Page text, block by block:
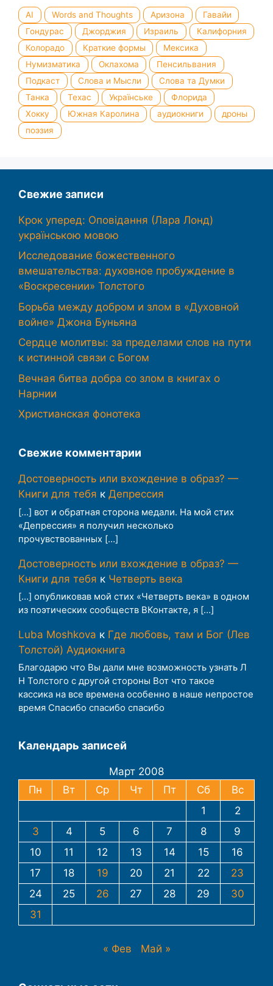
AI Words and Thoughts Аризона
Гавайи
Гондурас
Джорджия Израиль
Калифорния
Колорадо
Краткие формы
Мексика
Нумизматика
Оклахома
Пенсильвания
Подкаст
Слова и Мысли
Слова та Думки
Танка
Техас Українське
Флорида
Хокку
Южная Каролина аудиокниги
дроны
поэзия
Свежие записи
Крок уперед: Оповідання (Лара Лонд)
українською мовою
Исследование божественного
вмешательства: духовное пробуждение в
«Воскресении» Толстого
Борьба между добром и злом в «Духовной
войне» Джона Буньяна
Сердце молитвы: за пределами слов на пути
к истинной связи с Богом
Вечная битва добра со злом в книгах о
Нарнии
Христианская фонотека
Свежие комментарии
Достоверность или вхождение в образ? —
Книги для тебя к Депрессия
[…] вот и обратная сторона медали. На мой стих
«Депрессия» я получил несколько
прочувствованных […]
Достоверность или вхождение в образ? —
Книги для тебя к Четверть века
[…] опубликовав мой стих «Четверть века» в одном
из поэтических сообществ ВКонтакте, я […]
Luba Moshkova к Где любовь, там и Бог (Лев
Толстой) Аудиокнига
Благодарю что Вы дали мне возможность узнать Л
Н Толстого с другой стороны Вот что такое
кассика на все времена особенно в наше непростое
время Спасибо спасибо спасибо
Календарь записей
Март 2008
Пн
Вт Ср Чт Пт Сб
Вс
1
2
3
4 5 6 7 8
9
10
11 12 13 14 15
16
17
18 19 20 21 22
23
24
25 26 27 28 29
30
31
« Фев Май »